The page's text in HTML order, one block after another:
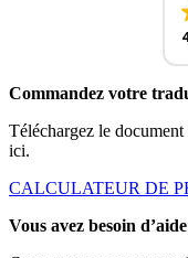
Commandez votre
Téléchargez le
ici.
CALCULATEUR DE
Vous avez besoin